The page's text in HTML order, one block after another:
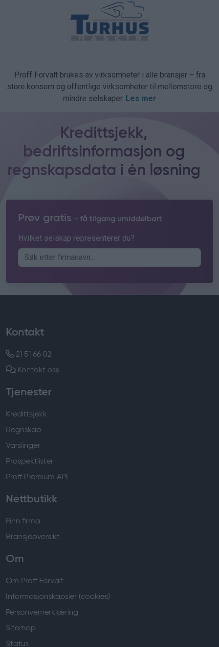
Proff Forvalt brukes av virksomheter i alle bransjer – fra
store konsern og offentlige virksomheter til mellomstore og
mindre selskaper. Les mer
Kredittsjekk,
bedriftsinformasjon og
regnskapsdata i én løsning
Prøv gratis - få tilgang umiddelbart
Hvilket selskap representerer du?
Kontakt
21 51 66 02
Kontakt oss
Tjenester
Kredittsjekk
Regnskap
Varslinger
Prospektlister
Proff Premium API
Nettbutikk
Finn firma
Bransjeoversikt
Om
Om Proff Forvalt
Informasjonskapsler (cookies)
Personvernerklæring
Sitemap
Status